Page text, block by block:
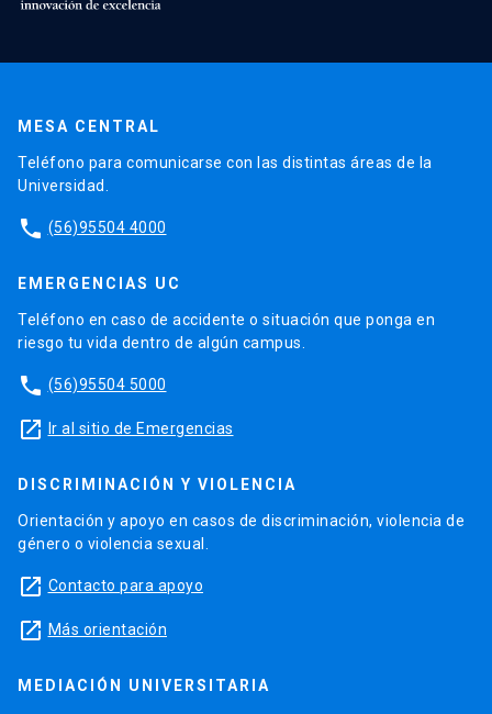
MESA CENTRAL
Teléfono para comunicarse con las distintas áreas de la
Universidad.
phone (56)95504 4000
EMERGENCIAS UC
Teléfono en caso de accidente o situación que ponga en
riesgo tu vida dentro de algún campus.
phone (56)95504 5000
launch Ir al sitio de Emergencias
DISCRIMINACIÓN Y VIOLENCIA
Orientación y apoyo en casos de discriminación, violencia de
género o violencia sexual.
launch Contacto para apoyo
launch Más orientación
MEDIACIÓN UNIVERSITARIA